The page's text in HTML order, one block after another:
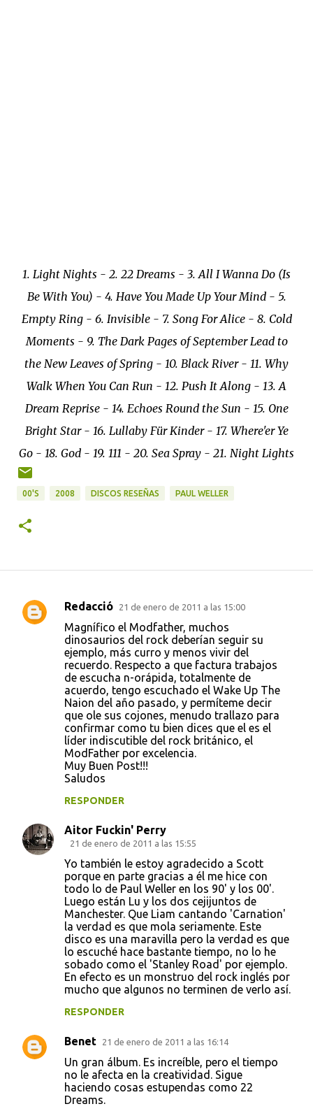
1. Light Nights - 2. 22 Dreams - 3. All I Wanna Do (Is
Be With You) - 4. Have You Made Up Your Mind - 5.
Empty Ring - 6. Invisible - 7. Song For Alice - 8. Cold
Moments - 9. The Dark Pages of September Lead to
the New Leaves of Spring - 10. Black River - 11. Why
Walk When You Can Run - 12. Push It Along - 13. A
Dream Reprise - 14. Echoes Round the Sun - 15. One
Bright Star - 16. Lullaby Für Kinder - 17. Where'er Ye
Go - 18. God - 19. 111 - 20. Sea Spray - 21. Night Lights
00'S 2008 DISCOS RESEÑAS PAUL WELLER
C
Redacció 21 de enero de 2011 a las 15:00
Magnífico el Modfather, muchos
dinosaurios del rock deberían seguir su
ejemplo, más curro y menos vivir del
recuerdo. Respecto a que factura trabajos
de escucha n-orápida, totalmente de
acuerdo, tengo escuchado el Wake Up The
Naion del año pasado, y permíteme decir
que ole sus cojones, menudo trallazo para
confirmar como tu bien dices que el es el
líder indiscutible del rock británico, el
ModFather por excelencia.
Muy Buen Post!!!
Saludos
RESPONDER
Aitor Fuckin' Perry
21 de enero de 2011 a las 15:55
Yo también le estoy agradecido a Scott
porque en parte gracias a él me hice con
todo lo de Paul Weller en los 90' y los 00'.
Luego están Lu y los dos cejijuntos de
Manchester. Que Liam cantando 'Carnation'
la verdad es que mola seriamente. Este
disco es una maravilla pero la verdad es que
lo escuché hace bastante tiempo, no lo he
sobado como el 'Stanley Road' por ejemplo.
En efecto es un monstruo del rock inglés por
mucho que algunos no terminen de verlo así.
RESPONDER
Benet 21 de enero de 2011 a las 16:14
Un gran álbum. Es increíble, pero el tiempo
no le afecta en la creatividad. Sigue
haciendo cosas estupendas como 22
Dreams.